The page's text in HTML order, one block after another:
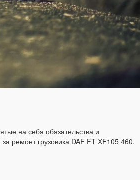
на себя обязательства и
ремонт грузовика DAF FT XF105 460,